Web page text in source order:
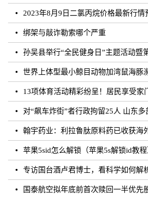
2023年8月9日二氯丙烷价格最新行情
绑架与敲诈勒索哪个严重
孙吴县举行“全民健身日”主题活动暨第二届“红
世界上体型最小鲸目动物加湾鼠海豚濒临灭绝，
13项体育活动精彩纷呈！居民享受家
对“飙车炸街”者行政拘留25人 山东多部门联合加
翰宇药业：利拉鲁肽原料药已收获海外制药
苹果5sid怎么解锁（苹果5s解锁id教程
专访国台酒卢君博士，看科学如何解
国泰航空拟年底前首次赎回一半优先